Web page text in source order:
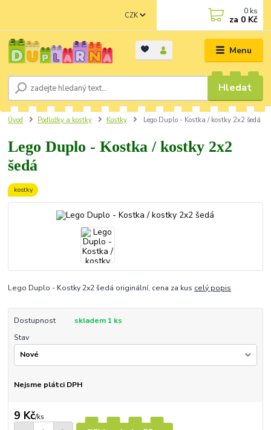
Menu
CZK
Hledat
0 ks
za 0 Kč
Úvod Podložky a kostky Kostky Lego Duplo - Kostka / kostky 2x2 šedá
Lego Duplo - Kostka / kostky 2x2
šedá
kostky
Lego Duplo - Kostky 2x2 šedá originální, cena za kus celý popis
Dostupnost
skladem 1 ks
Stav
Nejsme plátci DPH
9 Kč/ks